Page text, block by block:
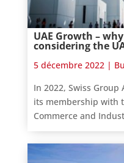
UAE Growth –
considering the
5 décembre 2022 |
In 2022, Swiss Group
its membership with
Commerce and